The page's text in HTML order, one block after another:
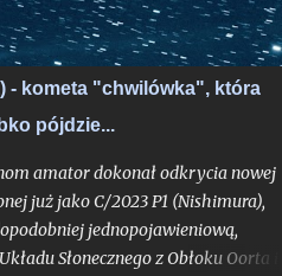
- kometa "chwilówka", która
pójdzie...
amator dokonał odkrycia nowej
już jako C/2023 P1 (Nishimura),
jednopojawieniową,
Słonecznego z Obłoku Oorta i